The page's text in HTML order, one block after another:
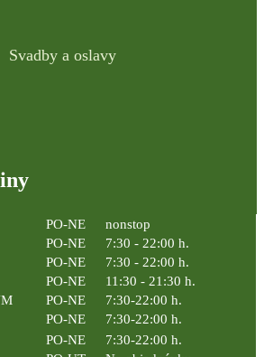
Svadby a oslavy
PO-NE
nonstop
PO-NE
7:30 - 22:00 h.
PO-NE
7:30 - 22:00 h.
PO-NE
11:30 - 21:30 h.
PO-NE
7:30-22:00 h.
PO-NE
7:30-22:00 h.
PO-NE
7:30-22:00 h.